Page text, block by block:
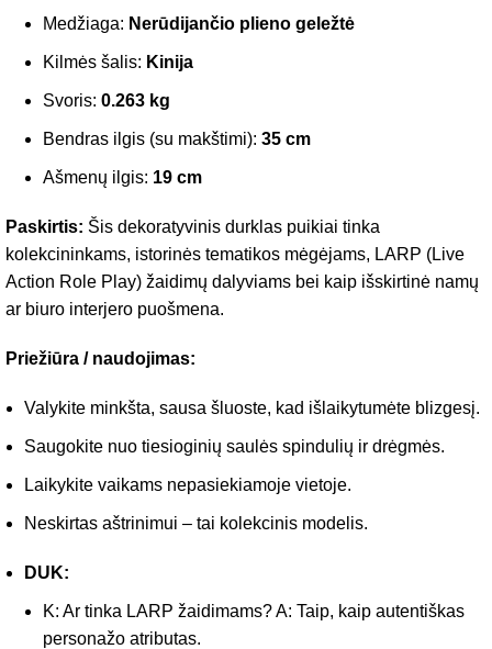
Medžiaga: Nerūdijančio plieno geležtė
Kilmės šalis: Kinija
Svoris: 0.263 kg
Bendras ilgis (su makštimi): 35 cm
Ašmenų ilgis: 19 cm
Paskirtis: Šis dekoratyvinis durklas puikiai tinka
kolekcininkams, istorinės tematikos mėgėjams, LARP (Live
Action Role Play) žaidimų dalyviams bei kaip išskirtinė namų
ar biuro interjero puošmena.
Priežiūra / naudojimas:
Valykite minkšta, sausa šluoste, kad išlaikytumėte blizgesį.
Saugokite nuo tiesioginių saulės spindulių ir drėgmės.
Laikykite vaikams nepasiekiamoje vietoje.
Neskirtas aštrinimui – tai kolekcinis modelis.
DUK:
K: Ar tinka LARP žaidimams? A: Taip, kaip autentiškas
personažo atributas.